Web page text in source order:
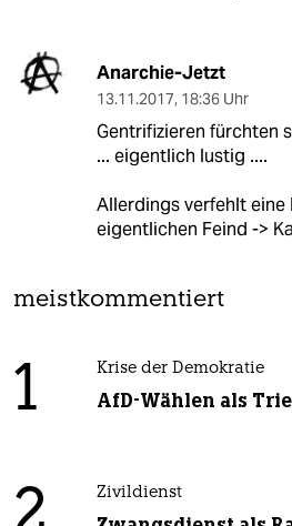
Anarchie-Jetzt
13.11.2017, 18:36 Uhr
Gentrifizieren fürchten
... eigentlich lustig ....
Allerdings verfehlt eine
eigentlichen Feind ->
meistkommentiert
1 Krise der Demokratie
AfD-Wählen als
Zivildienst